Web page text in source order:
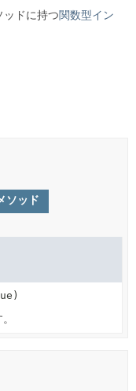
ッドに持つ関数型イン
ソッド